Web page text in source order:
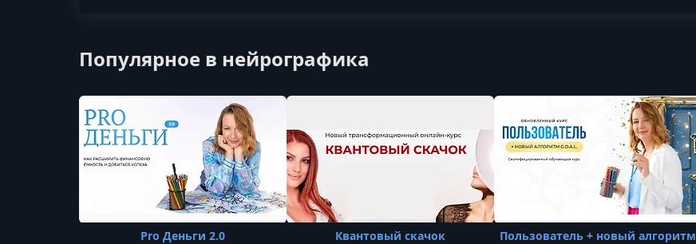
Популярное в нейрографика
Pro Деньги 2.0 Квантовый скачок
Пользователь + новый алгоритм